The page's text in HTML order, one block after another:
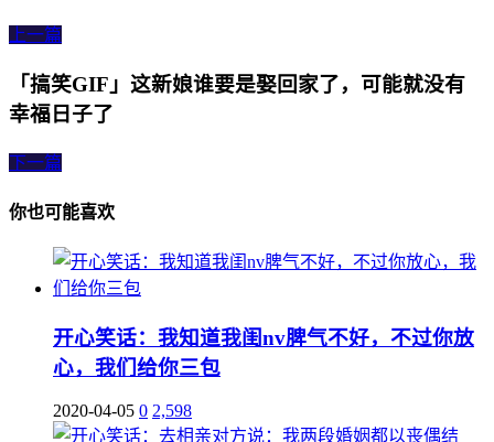
上一篇
「搞笑GIF」这新娘谁要是娶回家了，可能就没有
幸福日子了
下一篇
你也可能喜欢
开心笑话：我知道我闺nv脾气不好，不过你放
心，我们给你三包
2020-04-05 0 2,598